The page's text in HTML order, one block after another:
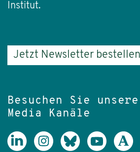
Institut.
Jetzt Newsletter bestellen
Besuchen Sie
Media Kanäle